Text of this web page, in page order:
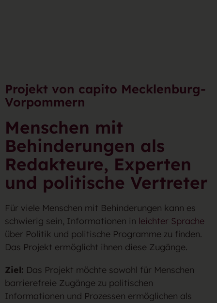
Projekt von capito Mecklenburg-
Vorpommern
Menschen mit
Behinderungen als
Redakteure, Experten
und politische Vertreter
Für viele Menschen mit Behinderungen kann es
schwierig sein, Informationen in leichter Sprache
über Politik und politische Programme zu finden.
Das Projekt ermöglicht ihnen diese Zugänge.
Ziel: Das Projekt möchte sowohl für Menschen
barrierefreie Zugänge zu politischen
Informationen und Prozessen ermöglichen als